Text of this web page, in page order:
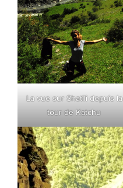
La vue sur Shatili depuis la
tour de Katchu